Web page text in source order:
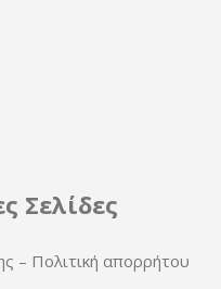
Σελίδες
– Πολιτική απορρήτου